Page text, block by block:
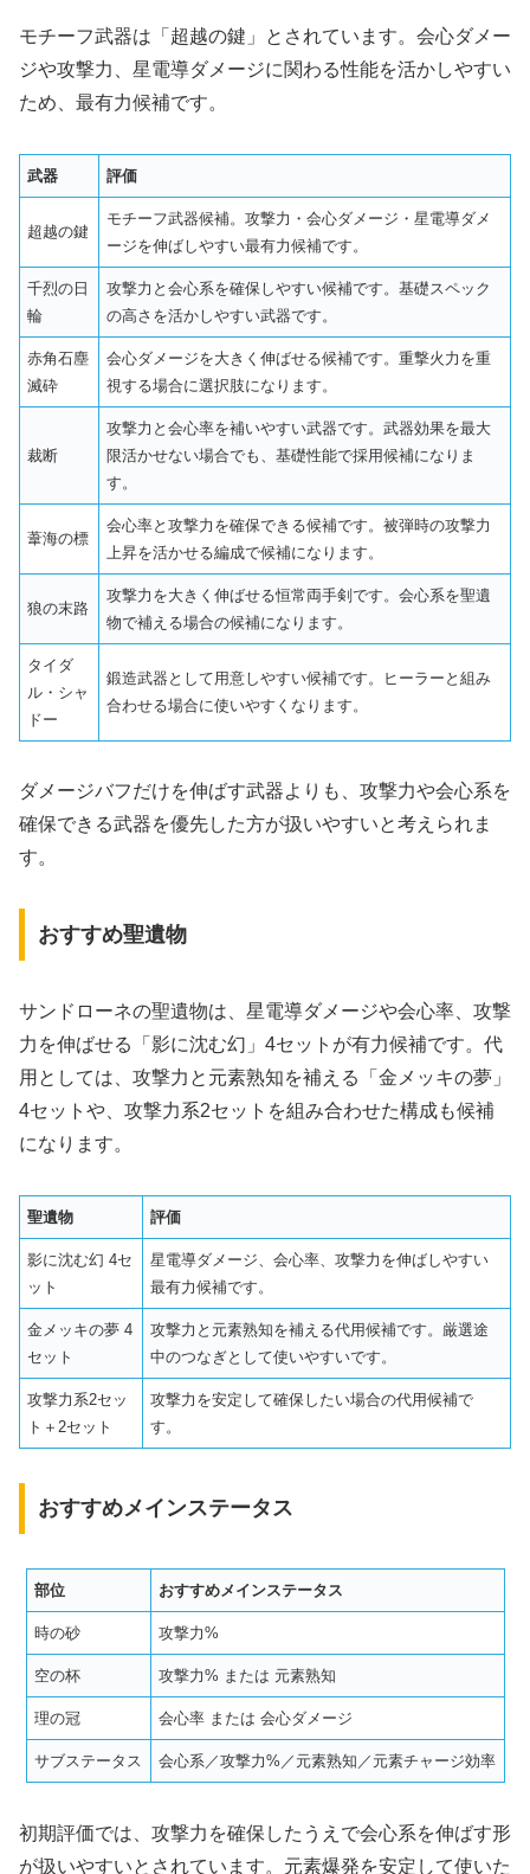
モチーフ武器は「超越の鍵」とされています。会心ダメー
ジや攻撃力、星電導ダメージに関わる性能を活かしやすい
ため、最有力候補です。
武器 評価
超越の鍵
モチーフ武器候補。攻撃力・会心ダメージ・星電導ダメ
ージを伸ばしやすい最有力候補です。
千烈の日
輪
攻撃力と会心系を確保しやすい候補です。基礎スペック
の高さを活かしやすい武器です。
赤角石塵
滅砕
会心ダメージを大きく伸ばせる候補です。重撃火力を重
視する場合に選択肢になります。
裁断
攻撃力と会心率を補いやすい武器です。武器効果を最大
限活かせない場合でも、基礎性能で採用候補になりま
す。
葦海の標
会心率と攻撃力を確保できる候補です。被弾時の攻撃力
上昇を活かせる編成で候補になります。
狼の末路
攻撃力を大きく伸ばせる恒常両手剣です。会心系を聖遺
物で補える場合の候補になります。
タイダ
ル・シャ
ドー
鍛造武器として用意しやすい候補です。ヒーラーと組み
合わせる場合に使いやすくなります。
ダメージバフだけを伸ばす武器よりも、攻撃力や会心系を
確保できる武器を優先した方が扱いやすいと考えられま
す。
おすすめ聖遺物
サンドローネの聖遺物は、星電導ダメージや会心率、攻撃
力を伸ばせる「影に沈む幻」4セットが有力候補です。代
用としては、攻撃力と元素熟知を補える「金メッキの夢」
4セットや、攻撃力系2セットを組み合わせた構成も候補
になります。
聖遺物 評価
影に沈む幻 4セ
ット
星電導ダメージ、会心率、攻撃力を伸ばしやすい
最有力候補です。
金メッキの夢 4
セット
攻撃力と元素熟知を補える代用候補です。厳選途
中のつなぎとして使いやすいです。
攻撃力系2セッ
ト＋2セット
攻撃力を安定して確保したい場合の代用候補で
す。
おすすめメインステータス
部位 おすすめメインステータス
時の砂 攻撃力%
空の杯 攻撃力% または 元素熟知
理の冠 会心率 または 会心ダメージ
サブステータス 会心系／攻撃力%／元素熟知／元素チャージ効率
初期評価では、攻撃力を確保したうえで会心系を伸ばす形
が扱いやすいとされています。元素爆発を安定して使いた